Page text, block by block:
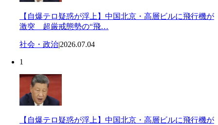
【自爆テロ疑惑が浮上】中国北京・高層ビルに飛行機が
激突 超厳戒態勢の“飛…
社会・政治|2026.07.04
1
【自爆テロ疑惑が浮上】中国北京・高層ビルに飛行機が